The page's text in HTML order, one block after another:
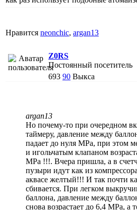
Нравится neonchic, argan13
Z0RS
Постоянный посетитель
693 90 Выкса
argan13
Но почему-то при очередном
таймеру, давление между
падает до нуля МРа, при этом
и игольчатым клапаном
МРа !!!. Вчера пришла, а в
пузыри идут как из
аквасе желтый!!! И так почти
сбивается. При легком
баллона, давление между
снова возрастает до 6,4 МРа, а